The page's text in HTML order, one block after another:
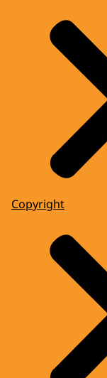
Copyright